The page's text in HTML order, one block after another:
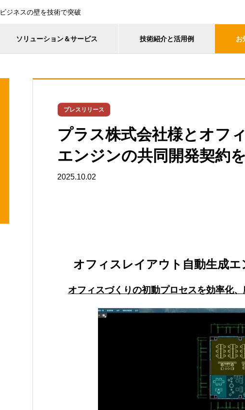
ビジネスの壁を技術で突破
ソリューション＆サービス 技術紹介と活用例 お
プレスリリース
プラス株式会社様とオフ
エンジンの共同開発契約
2025.10.02
オフィスレイアウト自動生成
オフィスづくりの初動プロセスを効率化